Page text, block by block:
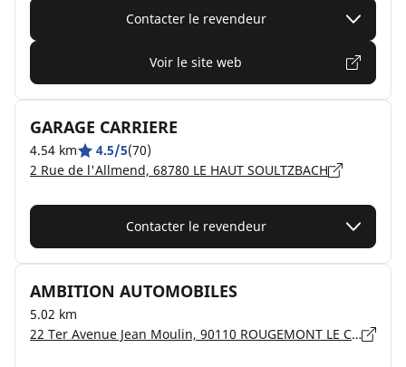
Contacter le revendeur
Voir le site web
GARAGE CARRIERE
4.54 km 4.5/5(70)
2 Rue de l'Allmend, 68780 LE HAUT SOULTZBACH
Contacter le revendeur
AMBITION AUTOMOBILES
5.02 km
22 Ter Avenue Jean Moulin, 90110 ROUGEMONT LE CHATEAU